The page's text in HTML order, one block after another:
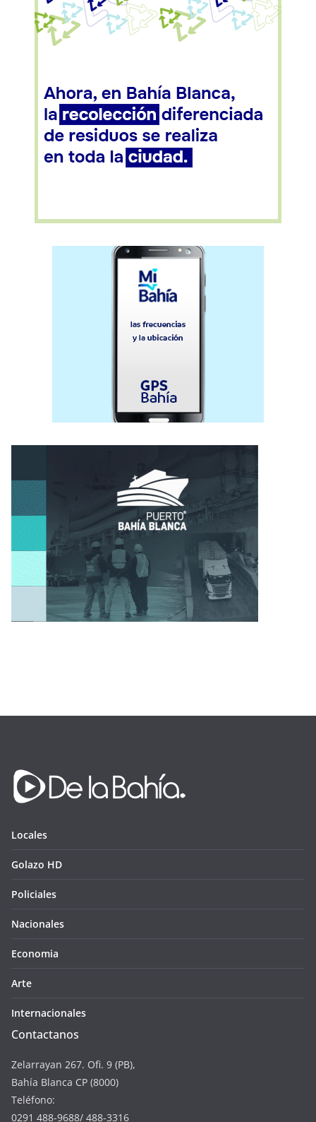
Locales
Golazo HD
Policiales
Nacionales
Economia
Arte
Internacionales
Contactanos
Zelarrayan 267. Ofi. 9 (PB),
Bahía Blanca CP (8000)
Teléfono:
0291 488-9688/ 488-3316